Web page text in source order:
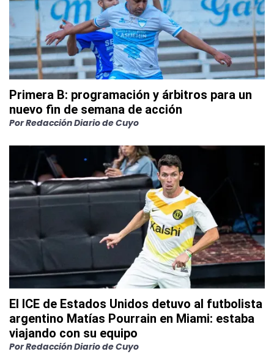
Primera B: programación y árbitros para un
nuevo fin de semana de acción
PorRedacción Diario de Cuyo
El ICE de Estados Unidos detuvo al futbolista
argentino Matías Pourrain en Miami: estaba
viajando con su equipo
PorRedacción Diario de Cuyo